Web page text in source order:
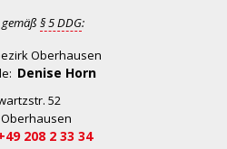
§ 5 DDG:
Oberhausen
Denise Horn
52
Oberhausen
208 2 33 34